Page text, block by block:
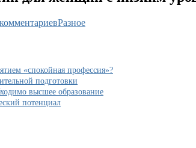
к
женщин
с
низким
уровнем
Разное
«спокойная профессия»?
подготовки
высшее образование
потенциал